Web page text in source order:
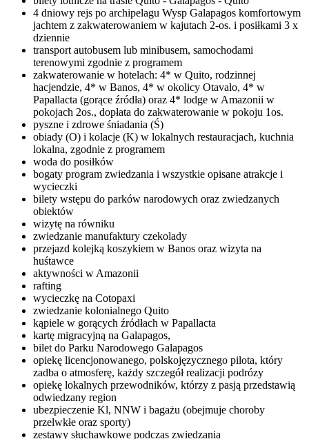
4 dniowy rejs po archipelagu Wysp Galapagos komfortowym
jachtem z zakwaterowaniem w kajutach 2-os. i posiłkami 3 x
dziennie
transport autobusem lub minibusem, samochodami
terenowymi zgodnie z programem
zakwaterowanie w hotelach: 4* w Quito, rodzinnej
hacjendzie, 4* w Banos, 4* w okolicy Otavalo, 4* w
Papallacta (gorące źródła) oraz 4* lodge w Amazonii w
pokojach 2os., dopłata do zakwaterowanie w pokoju 1os.
pyszne i zdrowe śniadania (Ś)
obiady (O) i kolacje (K) w lokalnych restauracjach, kuchnia
lokalna, zgodnie z programem
woda do posiłków
bogaty program zwiedzania i wszystkie opisane atrakcje i
wycieczki
bilety wstępu do parków narodowych oraz zwiedzanych
obiektów
wizytę na równiku
zwiedzanie manufaktury czekolady
przejazd kolejką koszykiem w Banos oraz wizyta na
huśtawce
aktywności w Amazonii
rafting
wycieczkę na Cotopaxi
zwiedzanie kolonialnego Quito
kąpiele w gorących źródłach w Papallacta
kartę migracyjną na Galapagos,
bilet do Parku Narodowego Galapagos
opiekę licencjonowanego, polskojęzycznego pilota, który
zadba o atmosferę, każdy szczegół realizacji podrózy
opiekę lokalnych przewodników, którzy z pasją przedstawią
odwiedzany region
ubezpieczenie Kl, NNW i bagażu (obejmuje choroby
przelwkłe oraz sporty)
zestawy słuchawkowe podczas zwiedzania